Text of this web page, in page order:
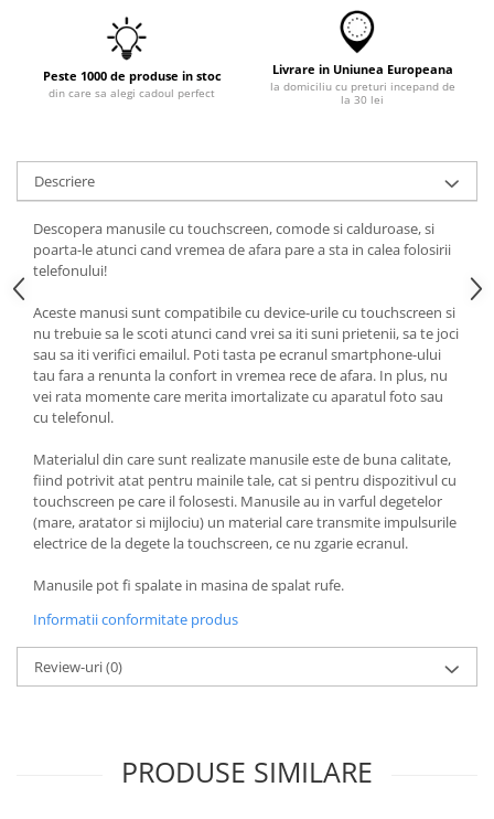
Peste 1000 de produse in stoc
din care sa alegi cadoul perfect
Livrare in Uniunea Europeana
la domiciliu cu preturi incepand de
la 30 lei
Descriere
Descopera manusile cu touchscreen, comode si calduroase, si
poarta-le atunci cand vremea de afara pare a sta in calea folosirii
telefonului!
Aceste manusi sunt compatibile cu device-urile cu touchscreen si
nu trebuie sa le scoti atunci cand vrei sa iti suni prietenii, sa te joci
sau sa iti verifici emailul. Poti tasta pe ecranul smartphone-ului
tau fara a renunta la confort in vremea rece de afara. In plus, nu
vei rata momente care merita imortalizate cu aparatul foto sau
cu telefonul.
Materialul din care sunt realizate manusile este de buna calitate,
fiind potrivit atat pentru mainile tale, cat si pentru dispozitivul cu
touchscreen pe care il folosesti. Manusile au in varful degetelor
(mare, aratator si mijlociu) un material care transmite impulsurile
electrice de la degete la touchscreen, ce nu zgarie ecranul.
Manusile pot fi spalate in masina de spalat rufe.
Informatii conformitate produs
Review-uri(0)
PRODUSE SIMILARE